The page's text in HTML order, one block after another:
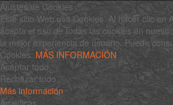
Ajustes de Cookies
Este sitio Web usa Cookies. Al hacer clic en
acepta el uso de todas las cookies en
la mejor experiencia de usuario. Puede
Cookies: MÁS INFORMACIÓN
Aceptar todo
Rechazar todo
Más información